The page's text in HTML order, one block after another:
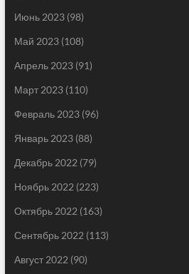
Июнь 2023(98)
Май 2023(108)
Апрель 2023(91)
Март 2023(110)
Февраль 2023(96)
Январь 2023(88)
Декабрь 2022 (79)
Ноябрь 2022 (223)
Октябрь 2022 (163)
Сентябрь 2022 (113)
Август 2022 (90)